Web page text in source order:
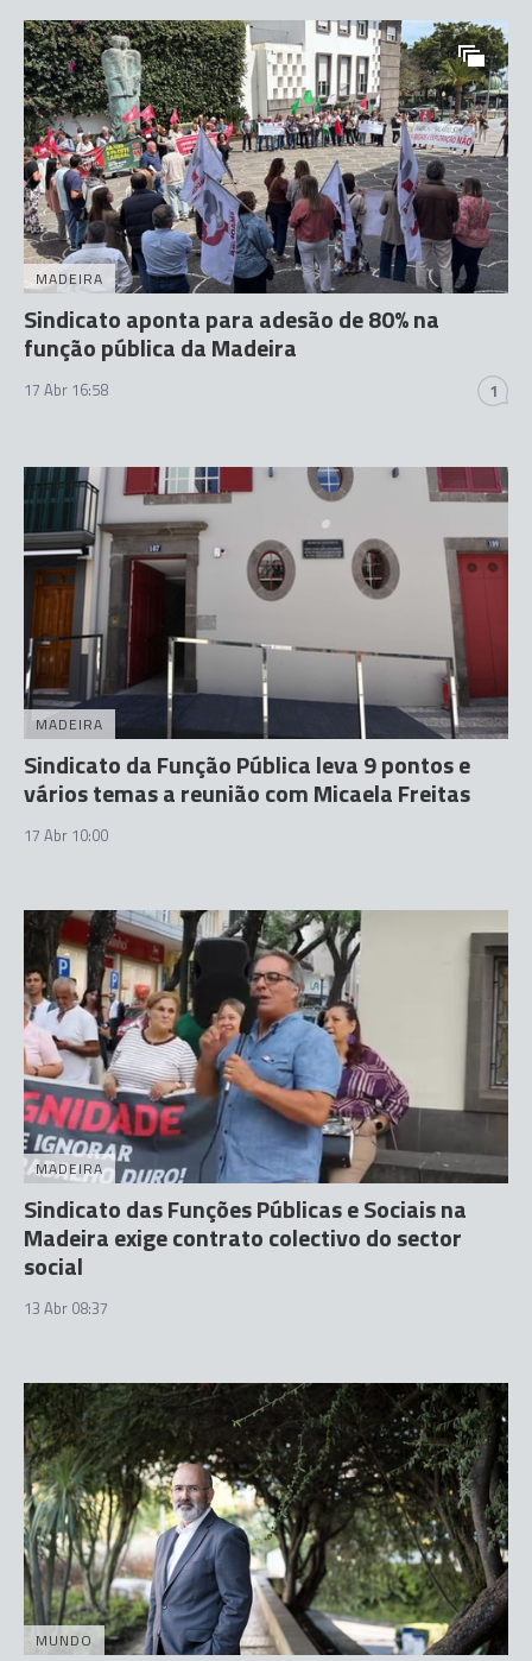
MADEIRA
Sindicato aponta para adesão de 80% na
função pública da Madeira
17 Abr 16:58 1
MADEIRA
Sindicato da Função Pública leva 9 pontos e
vários temas a reunião com Micaela Freitas
17 Abr 10:00
MADEIRA
Sindicato das Funções Públicas e Sociais na
Madeira exige contrato colectivo do sector
social
13 Abr 08:37
MUNDO